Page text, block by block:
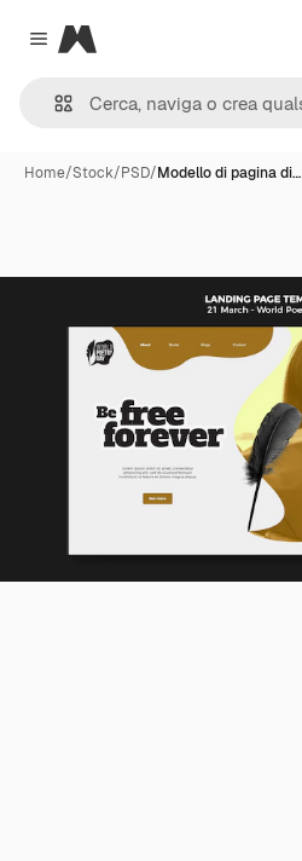
Close menu
Magnific
Home/Stock/PSD/Modello di pagina di…